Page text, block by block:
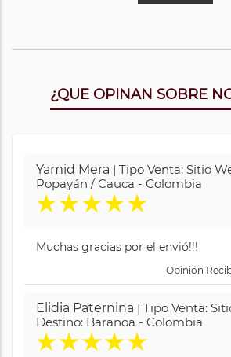
¿QUE OPINAN SOBRE
Yamid Mera | Tipo Venta: Sitio
Popayán / Cauca - Colombia
★★★★★
Muchas gracias por el envió!!!
Opinión
Elidia Paternina | Tipo Venta:
Destino: Baranoa - Colombia
★★★★★